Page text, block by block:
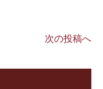
次の投稿へ